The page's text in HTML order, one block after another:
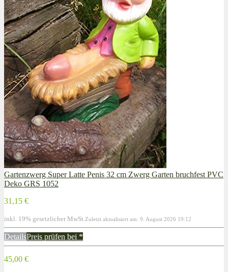
Gartenzwerg Super Latte Penis 32 cm Zwerg Garten bruchfest PVC
Deko GRS 1052
31,15 €
inkl. 19% gesetzlicher MwSt. Zuletzt aktualisiert am: 9. August 2026 19:12
DetailsPreis prüfen bei *
45,00 €